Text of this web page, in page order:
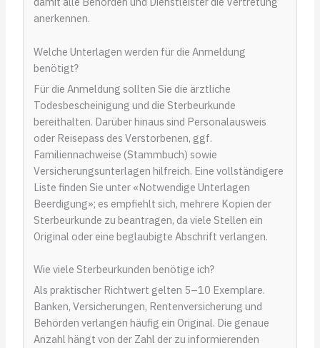
anerkennen.
Welche Unterlagen werden für die Anmeldung
benötigt?
Für die Anmeldung sollten Sie die ärztliche
Todesbescheinigung und die Sterbeurkunde
bereithalten. Darüber hinaus sind Personalausweis
oder Reisepass des Verstorbenen, ggf.
Familiennachweise (Stammbuch) sowie
Versicherungsunterlagen hilfreich. Eine vollständigere
Liste finden Sie unter «Notwendige Unterlagen
Beerdigung»; es empfiehlt sich, mehrere Kopien der
Sterbeurkunde zu beantragen, da viele Stellen ein
Original oder eine beglaubigte Abschrift verlangen.
Wie viele Sterbeurkunden benötige ich?
Als praktischer Richtwert gelten 5–10 Exemplare.
Banken, Versicherungen, Rentenversicherung und
Behörden verlangen häufig ein Original. Die genaue
Anzahl hängt von der Zahl der zu informierenden